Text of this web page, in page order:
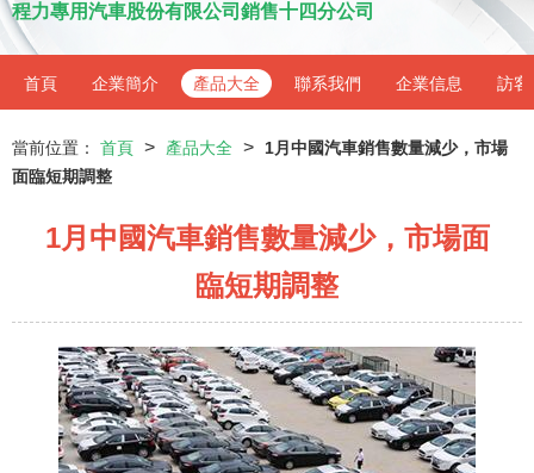
程力專用汽車股份有限公司銷售十四分公司
首頁 企業簡介 產品大全 聯系我們 企業信息 訪客
當前位置： 首頁 > 產品大全 >
1月中國汽車銷售數量減少，市場
面臨短期調整
1月中國汽車銷售數量減少，市場面
臨短期調整